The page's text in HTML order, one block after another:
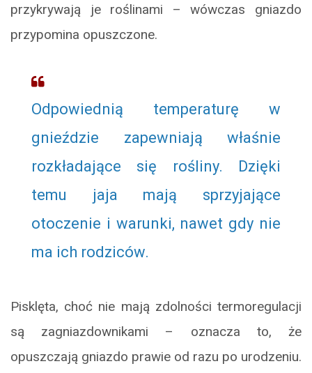
przykrywają je roślinami – wówczas gniazdo
przypomina opuszczone.
Odpowiednią temperaturę w
gnieździe zapewniają właśnie
rozkładające się rośliny. Dzięki
temu jaja mają sprzyjające
otoczenie i warunki, nawet gdy nie
ma ich rodziców.
Pisklęta, choć nie mają zdolności termoregulacji
są zagniazdownikami – oznacza to, że
opuszczają gniazdo prawie od razu po urodzeniu.